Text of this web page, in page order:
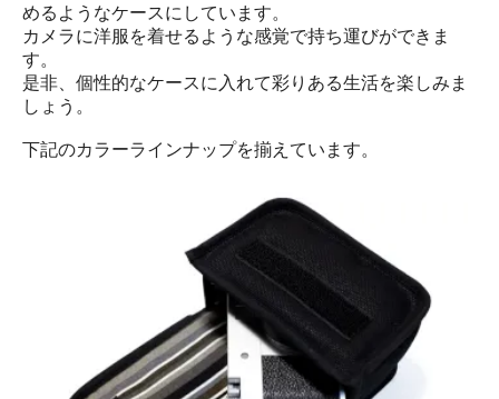
めるようなケースにしています。
カメラに洋服を着せるような感覚で持ち運びができま
す。
是非、個性的なケースに入れて彩りある生活を楽しみま
しょう。
下記のカラーラインナップを揃えています。